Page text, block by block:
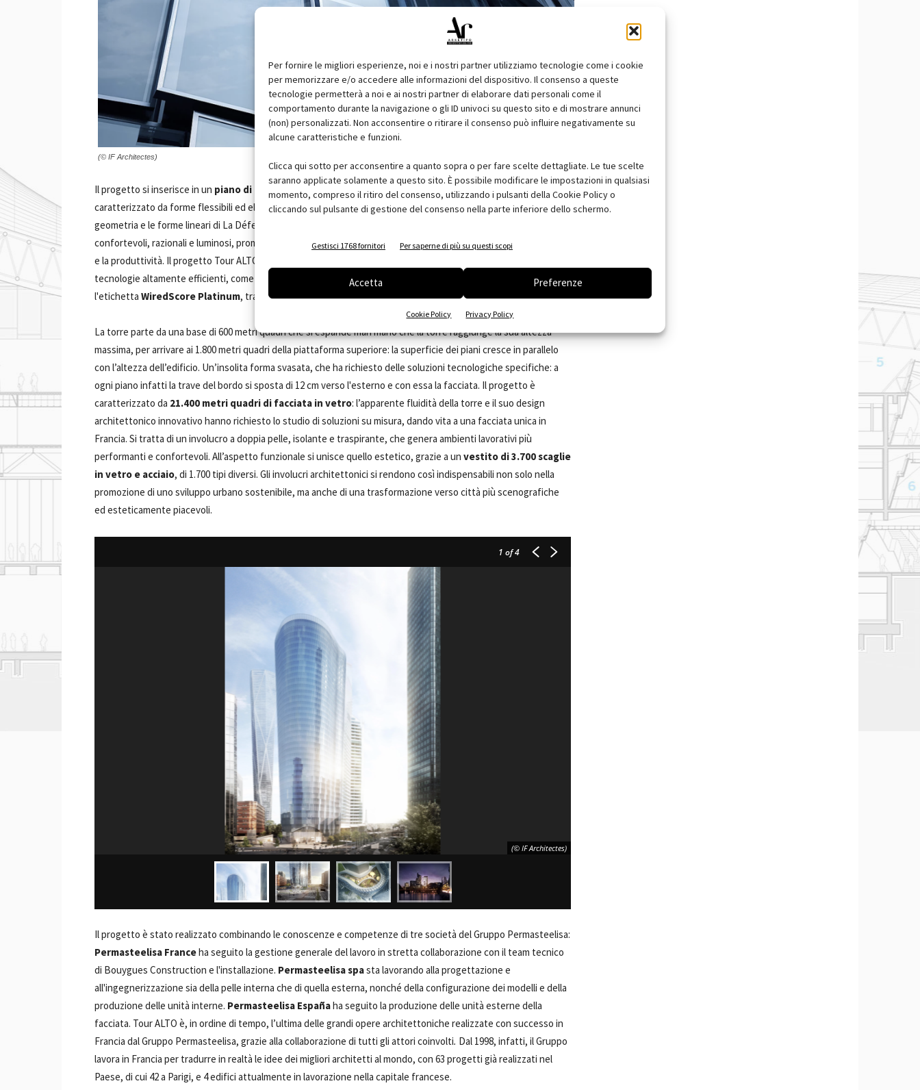
Per fornire le migliori esperienze, noi e i nostri partner utilizziamo tecnologie come i cookie
per memorizzare e/o accedere alle informazioni del dispositivo. Il consenso a queste
tecnologie permetterà a noi e ai nostri partner di elaborare dati personali come il
comportamento durante la navigazione o gli ID univoci su questo sito e di mostrare annunci
(non) personalizzati. Non acconsentire o ritirare il consenso può influire negativamente su
alcune caratteristiche e funzioni.
Clicca qui sotto per acconsentire a quanto sopra o per fare scelte dettagliate. Le tue scelte
saranno applicate solamente a questo sito. È possibile modificare le impostazioni in qualsiasi
momento, compreso il ritiro del consenso, utilizzando i pulsanti della Cookie Policy o
cliccando sul pulsante di gestione del consenso nella parte inferiore dello schermo.
Gestisci 1768 fornitori Per saperne di più su questi scopi
Accetta Preferenze
Cookie Policy Privacy Policy
(© IF Architectes)
Il progetto si inserisce in un piano di evoluzione e animazione del quartiere
: questo sorprendente edificio,
caratterizzato da forme flessibili ed eleganti, rinnova l'ambiente architettonico dell’area, in contrasto con la
geometria e le forme lineari di La Défense. D’altra parte, gli ambienti interni stimolanti, multifunzionali,
confortevoli, razionali e luminosi, promuovono il benessere sociale e ispirano l'eccellenza creativa, la convivialità
e la produttività. Il progetto Tour ALTO mira a ottenere la
tecnologie altamente efficienti, come la facciata isolante a doppia pelle. Tour ALTO è stato già premiato con
l'etichetta WiredScore Platinum, tra i primi in Francia.
La torre parte da una base di 600 metri quadri che si espande man mano che la torre raggiunge la sua altezza
massima, per arrivare ai 1.800 metri quadri della piattaforma superiore: la superficie dei piani cresce in parallelo
con l’altezza dell’edificio. Un’insolita forma svasata, che ha richiesto delle soluzioni tecnologiche specifiche: a
ogni piano infatti la trave del bordo si sposta di 12 cm verso l'esterno e con essa la facciata. Il progetto è
caratterizzato da 21.400 metri quadri di facciata in vetro: l’apparente fluidità della torre e il suo design
architettonico innovativo hanno richiesto lo studio di soluzioni su misura, dando vita a una facciata unica in
Francia. Si tratta di un involucro a doppia pelle, isolante e traspirante, che genera ambienti lavorativi più
performanti e confortevoli. All’aspetto funzionale si unisce quello estetico, grazie a un vestito di 3.700 scaglie
in vetro e acciaio, di 1.700 tipi diversi. Gli involucri architettonici si rendono così indispensabili non solo nella
promozione di uno sviluppo urbano sostenibile, ma anche di una trasformazione verso città più scenografiche
ed esteticamente piacevoli.
1 of 4
(© IF Architectes)
Il progetto è stato realizzato combinando le conoscenze e competenze di tre società del Gruppo Permasteelisa:
Permasteelisa Franceha seguito la gestione generale del lavoro in stretta collaborazione con il team tecnico
di Bouygues Construction e l'installazione. Permasteelisa spasta lavorando alla progettazione e
all'ingegnerizzazione sia della pelle interna che di quella esterna, nonché della configurazione dei modelli e della
produzione delle unità interne. Permasteelisa Españaha seguito la produzione delle unità esterne della
facciata. Tour ALTO è, in ordine di tempo, l’ultima delle grandi opere architettoniche realizzate con successo in
Francia dal Gruppo Permasteelisa, grazie alla collaborazione di tutti gli attori coinvolti. Dal 1998, infatti, il Gruppo
lavora in Francia per tradurre in realtà le idee dei migliori architetti al mondo, con 63 progetti già realizzati nel
Paese, di cui 42 a Parigi, e 4 edifici attualmente in lavorazione nella capitale francese.